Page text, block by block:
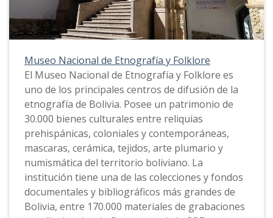
Museo Nacional de Etnografía y Folklore
El Museo Nacional de Etnografía y Folklore es
uno de los principales centros de difusión de la
etnografía de Bolivia. Posee un patrimonio de
30.000 bienes culturales entre reliquias
prehispánicas, coloniales y contemporáneas,
mascaras, cerámica, tejidos, arte plumario y
numismática del territorio boliviano. La
institución tiene una de las colecciones y fondos
documentales y bibliográficos más grandes de
Bolivia, entre 170.000 materiales de grabaciones